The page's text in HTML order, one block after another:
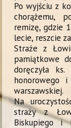
Po wyjściu z
chorążemu,
remizę, gdzie
lecie, reszcie
Straże z
pamiątkowe
doręczyła
honorowego
warszawskiej.
Na
straży z
Biskupiego i